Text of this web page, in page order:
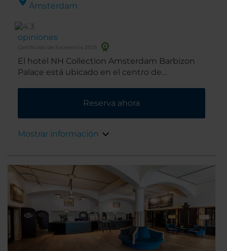
Ámsterdam
opiniones
Certificado de Excelencia 2025
El hotel NH Collection Amsterdam Barbizon
Palace está ubicado en el centro de
importantes de la zona. El edificio que data
del siglo XVII, es una atracción por sí mismo.
Reserva ahora
Mostrar información